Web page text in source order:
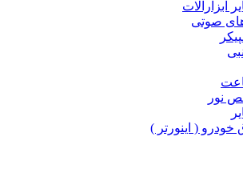
ابزارآلات
صوتی
نور
خودرو ( اینورتر )